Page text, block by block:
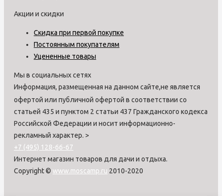
Акции и скидки
Скидка при первой покупке
Постоянным покупателям
Уцененные товары
Мы в социальных сетях
Информация, размещенная на данном сайте,не является
офертой или публичной офертой в соответствии со
статьей 435 и пунктом 2 статьи 437 Гражданского кодекса
Российской Федерации и носит информационно-
рекламный характер. >
+7 (495) 128-66-67
Интернет магазин товаров для дачи и отдыха.
Copyright © www.moscamp.ru 2010-2020